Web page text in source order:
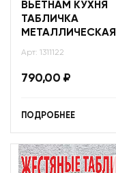
ВЬЕТНАМ КУХНЯ
ТАБЛИЧКА
МЕТАЛЛИЧЕСКАЯ
Арт: 1311122
790,00 ₽
ПОДРОБНЕЕ